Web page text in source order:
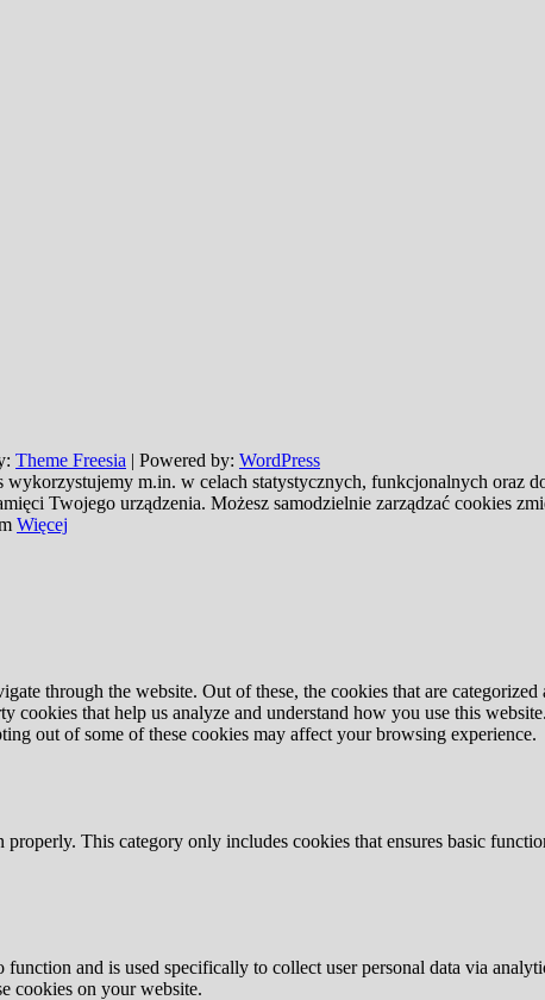
Theme Freesia | Powered by: WordPress
m.in. w celach statystycznych, funkcjonalnych oraz
Twojego urządzenia. Możesz samodzielnie zarządzać cookies
Więcej
through the website. Out of these, the cookies that are categorized
cookies that help us analyze and understand how you use this
out of some of these cookies may affect your browsing experience.
This category only includes cookies that ensures basic
and is used specifically to collect user personal data via
cookies on your website.